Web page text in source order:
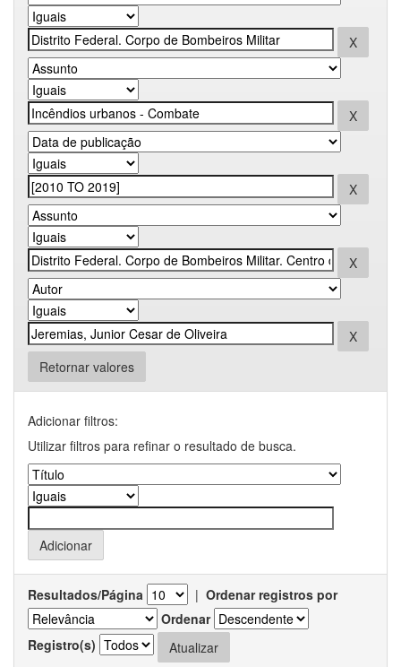
Retornar valores
Adicionar filtros:
Utilizar filtros para refinar o resultado de busca.
Resultados/Página | Ordenar registros por
Ordenar
Registro(s)